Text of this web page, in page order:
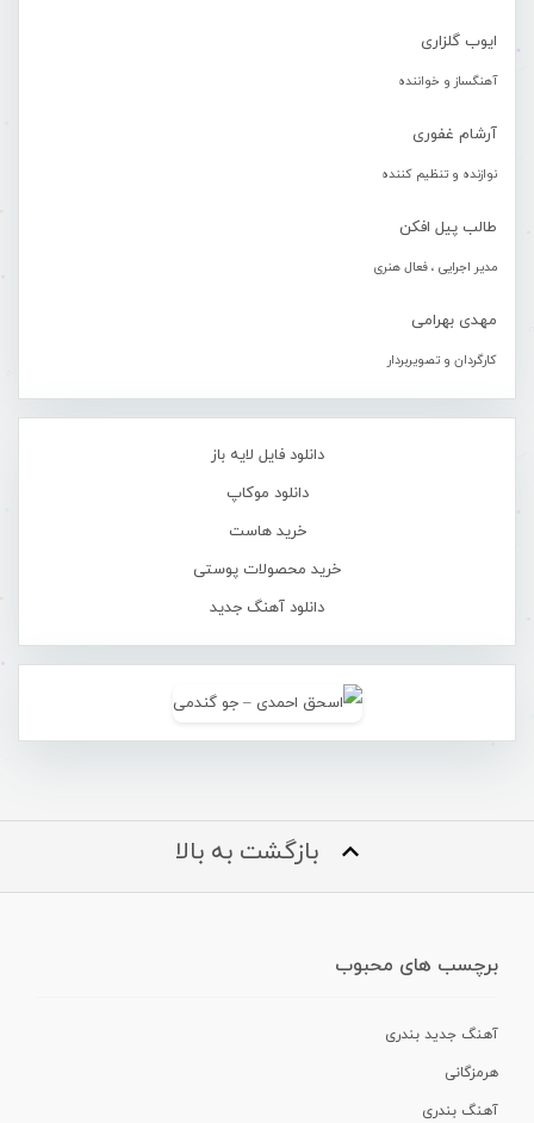
ایوب گلزاری
آهنگساز و خواننده
آرشام غفوری
نوازنده و تنظیم کننده
طالب پیل افکن
مدیر اجرایی ، فعال هنری
مهدی بهرامی
کارگردان و تصویربردار
دانلود فایل لایه باز
دانلود موکاپ
خرید هاست
خرید محصولات پوستی
دانلود آهنگ جدید
بازگشت به بالا
برچسب های محبوب
آهنگ جدید بندری
هرمزگانی
آهنگ بندری